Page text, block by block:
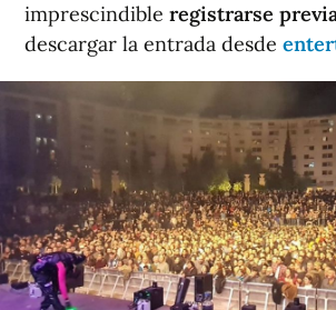
imprescindible registrarse
descargar la entrada desde